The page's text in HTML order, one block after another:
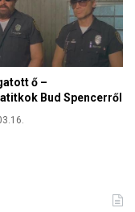
ő –
Bud Spencerről